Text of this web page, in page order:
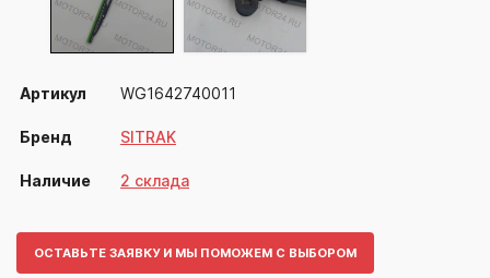
Артикул WG1642740011
Бренд SITRAK
Наличие 2 склада
ОСТАВЬТЕ ЗАЯВКУ И МЫ ПОМОЖЕМ С ВЫБОРОМ